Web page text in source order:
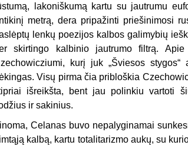
lakoniškumą kartu su jautrumu
metrą, dera pripažinti priešinimosi
lenkų poezijos kalbos galimybių
skirtingo kalbinio jautrumo filtrą.
kurį juk „Šviesos
Visų pirma čia pribloškia
išreikšta, bent jau polinkiu vartoti
ir sakinius.
Celanas buvo nepalyginamai
kalbą, kartu totalitarizmo aukų, su